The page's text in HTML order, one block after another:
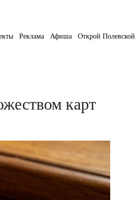
Реклама Афиша Открой Полевской
карт